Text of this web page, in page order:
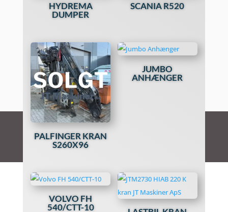
HYDREMA
DUMPER
SCANIA R520
PALFINGER KRAN
S260X96
JUMBO
ANHÆNGER
VOLVO FH
540/CTT-10